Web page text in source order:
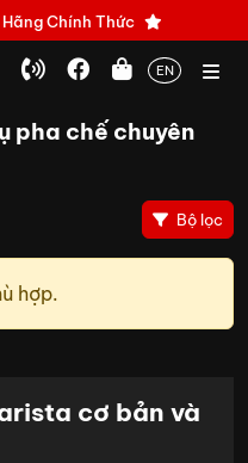
Chính Thức
EN
pha chế chuyên
Bộ lọc
hợp.
cơ bản và